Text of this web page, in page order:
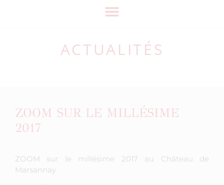
ACTUALITÉS
ZOOM SUR LE MILLÉSIME
2017
ZOOM sur le millésime 2017 au Château de
Marsannay